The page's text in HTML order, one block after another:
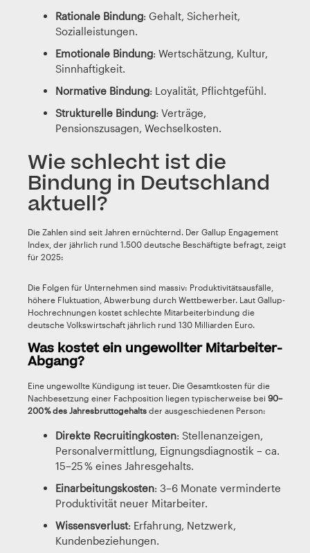
Rationale Bindung: Gehalt, Sicherheit,
Sozialleistungen.
Emotionale Bindung: Wertschätzung, Kultur,
Sinnhaftigkeit.
Normative Bindung: Loyalität, Pflichtgefühl.
Strukturelle Bindung: Verträge,
Pensionszusagen, Wechselkosten.
Wie schlecht ist die
Bindung in Deutschland
aktuell?
Die Zahlen sind seit Jahren ernüchternd. Der Gallup Engagement
Index, der jährlich rund 1.500 deutsche Beschäftigte befragt, zeigt
für 2025:
Die Folgen für Unternehmen sind massiv: Produktivitätsausfälle,
höhere Fluktuation, Abwerbung durch Wettbewerber. Laut Gallup-
Hochrechnungen kostet schlechte Mitarbeiterbindung die
deutsche Volkswirtschaft jährlich rund 130 Milliarden Euro.
Was kostet ein ungewollter Mitarbeiter-
Abgang?
Eine ungewollte Kündigung ist teuer. Die Gesamtkosten für die
Nachbesetzung einer Fachposition liegen typischerweise bei 90–
200 % des Jahresbruttogehalts der ausgeschiedenen Person:
Direkte Recruitingkosten: Stellenanzeigen,
Personalvermittlung, Eignungsdiagnostik – ca.
15–25 % eines Jahresgehalts.
Einarbeitungskosten: 3–6 Monate verminderte
Produktivität neuer Mitarbeiter.
Wissensverlust: Erfahrung, Netzwerk,
Kundenbeziehungen.